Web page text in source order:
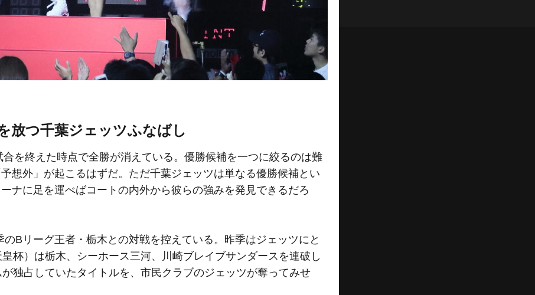
放つ千葉ジェッツふなばし
を終えた時点で全勝が消えている。優勝候補を一つに絞るのは難
想外」が起こるはずだ。ただ千葉ジェッツは単なる優勝候補とい
ナに足を運べばコートの内外から彼らの強みを発見できるだろ
Bリーグ王者・栃木との対戦を控えている。昨季はジェッツにと
杯）は栃木、シーホース三河、川崎ブレイブサンダースを連破し
独占していたタイトルを、市民クラブのジェッツが奪ってみせ